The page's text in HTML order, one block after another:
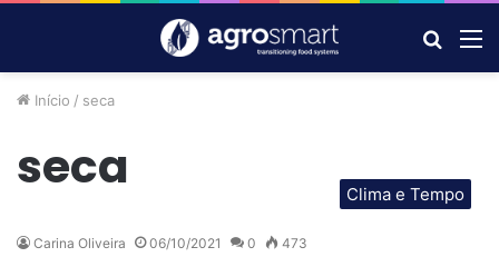
por
Início / seca
seca Clima e Tempo
Carina Oliveira 06/10/2021 0 473